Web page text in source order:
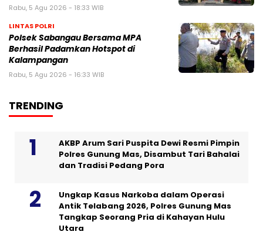
Rabu, 5 Agu 2026 - 18:33 WIB
LINTAS POLRI
Polsek Sabangau Bersama MPA
Berhasil Padamkan Hotspot di
Kalampangan
Rabu, 5 Agu 2026 - 16:33 WIB
TRENDING
AKBP Arum Sari Puspita Dewi Resmi Pimpin
Polres Gunung Mas, Disambut Tari Bahalai
dan Tradisi Pedang Pora
Ungkap Kasus Narkoba dalam Operasi
Antik Telabang 2026, Polres Gunung Mas
Tangkap Seorang Pria di Kahayan Hulu
Utara